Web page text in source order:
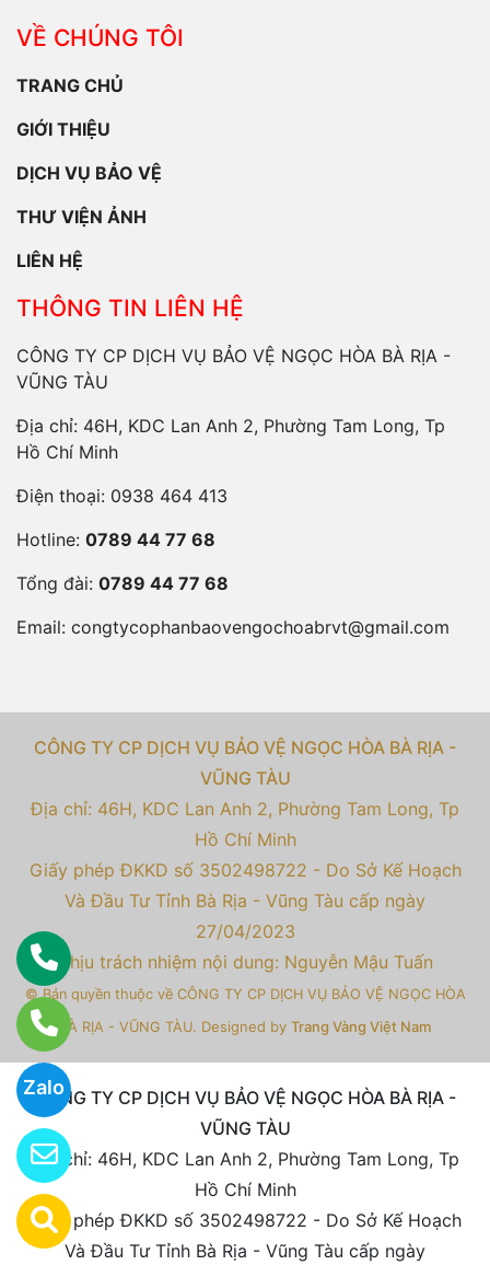
Zalo
VỀ CHÚNG TÔI
TRANG CHỦ
GIỚI THIỆU
DỊCH VỤ BẢO VỆ
THƯ VIỆN ẢNH
LIÊN HỆ
THÔNG TIN LIÊN HỆ
CÔNG TY CP DỊCH VỤ BẢO VỆ NGỌC HÒA BÀ RỊA -
VŨNG TÀU
Địa chỉ: 46H, KDC Lan Anh 2, Phường Tam Long, Tp
Hồ Chí Minh
Điện thoại: 0938 464 413
Hotline: 0789 44 77 68
Tổng đài: 0789 44 77 68
Email: congtycophanbaovengochoabrvt@gmail.com
CÔNG TY CP DỊCH VỤ BẢO VỆ NGỌC HÒA BÀ RỊA -
VŨNG TÀU
Địa chỉ: 46H, KDC Lan Anh 2, Phường Tam Long, Tp
Hồ Chí Minh
Giấy phép ĐKKD số 3502498722 - Do Sở Kế Hoạch
Và Đầu Tư Tỉnh Bà Rịa - Vũng Tàu cấp ngày
27/04/2023
Chịu trách nhiệm nội dung: Nguyễn Mậu Tuấn
© Bản quyền thuộc về CÔNG TY CP DỊCH VỤ BẢO VỆ NGỌC HÒA
BÀ RỊA - VŨNG TÀU. Designed by Trang Vàng Việt Nam
CÔNG TY CP DỊCH VỤ BẢO VỆ NGỌC HÒA BÀ RỊA -
VŨNG TÀU
Địa chỉ: 46H, KDC Lan Anh 2, Phường Tam Long, Tp
Hồ Chí Minh
Giấy phép ĐKKD số 3502498722 - Do Sở Kế Hoạch
Và Đầu Tư Tỉnh Bà Rịa - Vũng Tàu cấp ngày